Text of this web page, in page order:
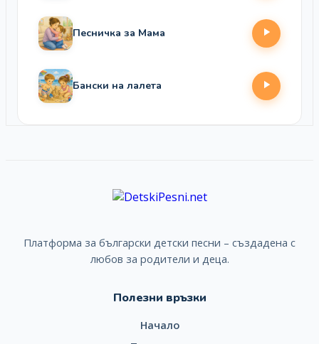
Песничка за Мама
Бански на лалета
Платформа за български детски песни – създадена с
любов за родители и деца.
Полезни връзки
Начало